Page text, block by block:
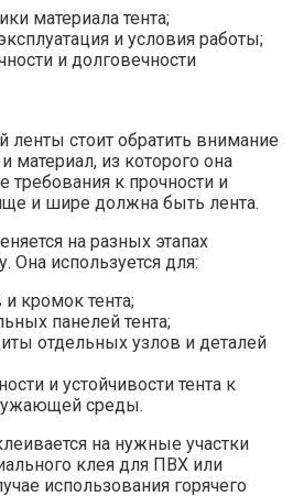
материала тента;
и условия работы;
и долговечности
стоит обратить внимание
материал, из которого она
к прочности и
и шире должна быть лента.
на разных этапах
Она используется для:
кромок тента;
панелей тента;
отдельных узлов и деталей
и устойчивости тента к
среды.
на нужные участки
клея для ПВХ или
использования горячего